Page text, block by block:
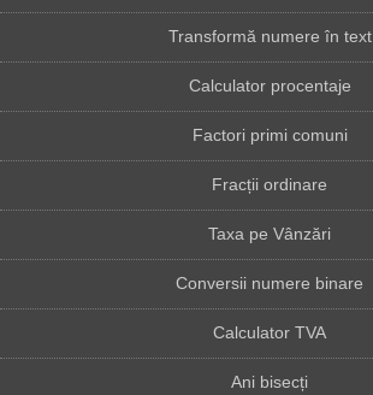
Transformă numere în text
Calculator procentaje
Factori primi comuni
Fracții ordinare
Taxa pe Vânzări
Conversii numere binare
Calculator TVA
Ani bisecți